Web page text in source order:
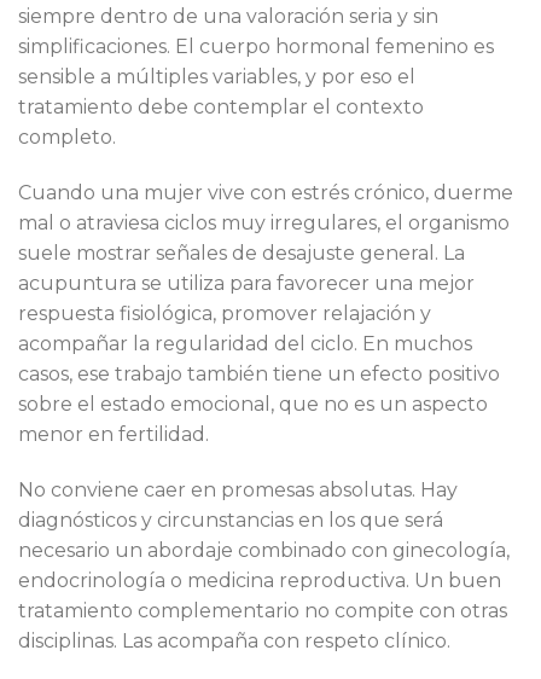
siempre dentro de una valoración seria y sin
simplificaciones. El cuerpo hormonal femenino es
sensible a múltiples variables, y por eso el
tratamiento debe contemplar el contexto
completo.
Cuando una mujer vive con estrés crónico, duerme
mal o atraviesa ciclos muy irregulares, el organismo
suele mostrar señales de desajuste general. La
acupuntura se utiliza para favorecer una mejor
respuesta fisiológica, promover relajación y
acompañar la regularidad del ciclo. En muchos
casos, ese trabajo también tiene un efecto positivo
sobre el estado emocional, que no es un aspecto
menor en fertilidad.
No conviene caer en promesas absolutas. Hay
diagnósticos y circunstancias en los que será
necesario un abordaje combinado con ginecología,
endocrinología o medicina reproductiva. Un buen
tratamiento complementario no compite con otras
disciplinas. Las acompaña con respeto clínico.